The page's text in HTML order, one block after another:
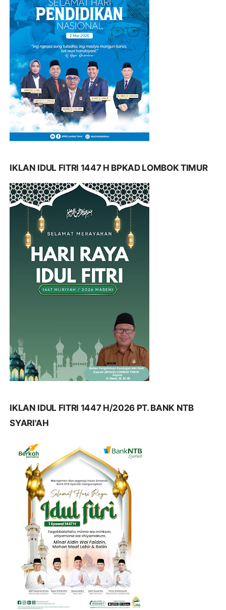
IKLAN IDUL FITRI 1447 H BPKAD LOMBOK TIMUR
IKLAN IDUL FITRI 1447 H/2026 PT. BANK NTB
SYARI'AH